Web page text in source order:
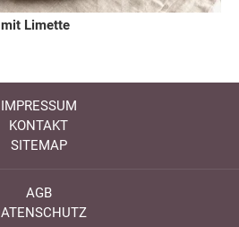
Limette
IMPRESSUM
KONTAKT
SITEMAP
AGB